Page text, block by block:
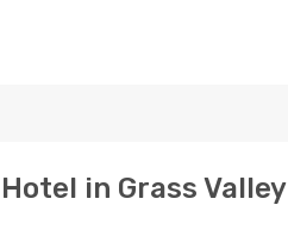
in Grass Valley